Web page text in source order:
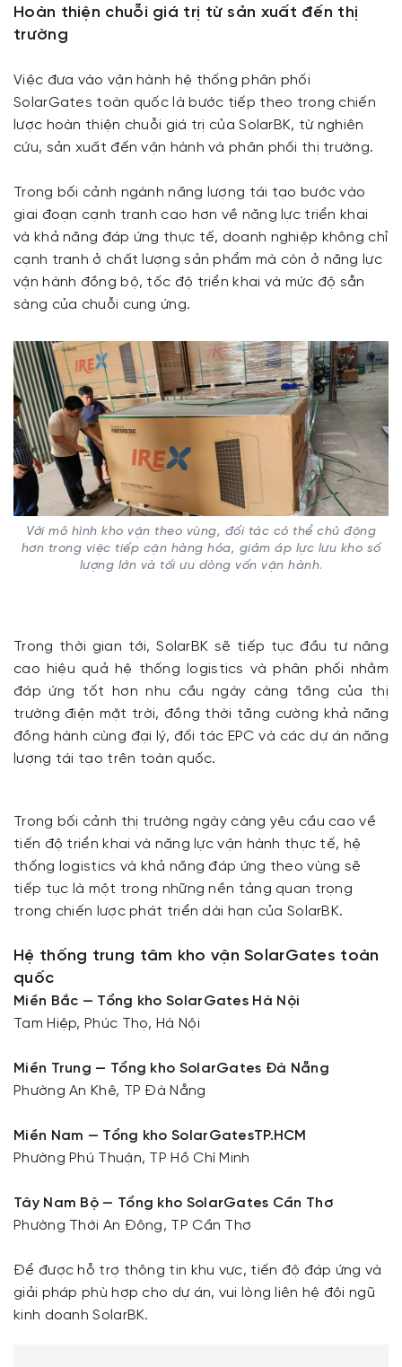
Hoàn thiện chuỗi giá trị từ sản xuất đến thị
trường
Việc đưa vào vận hành hệ thống phân phối
SolarGates toàn quốc là bước tiếp theo trong chiến
lược hoàn thiện chuỗi giá trị của SolarBK, từ nghiên
cứu, sản xuất đến vận hành và phân phối thị trường.
Trong bối cảnh ngành năng lượng tái tạo bước vào
giai đoạn cạnh tranh cao hơn về năng lực triển khai
và khả năng đáp ứng thực tế, doanh nghiệp không chỉ
cạnh tranh ở chất lượng sản phẩm mà còn ở năng lực
vận hành đồng bộ, tốc độ triển khai và mức độ sẵn
sàng của chuỗi cung ứng.
Với mô hình kho vận theo vùng, đối tác có thể chủ động
hơn trong việc tiếp cận hàng hóa, giảm áp lực lưu kho số
lượng lớn và tối ưu dòng vốn vận hành.
Trong thời gian tới, SolarBK sẽ tiếp tục đầu tư nâng
cao hiệu quả hệ thống logistics và phân phối nhằm
đáp ứng tốt hơn nhu cầu ngày càng tăng của thị
trường điện mặt trời, đồng thời tăng cường khả năng
đồng hành cùng đại lý, đối tác EPC và các dự án năng
lượng tái tạo trên toàn quốc.
Trong bối cảnh thị trường ngày càng yêu cầu cao về
tiến độ triển khai và năng lực vận hành thực tế, hệ
thống logistics và khả năng đáp ứng theo vùng sẽ
tiếp tục là một trong những nền tảng quan trọng
trong chiến lược phát triển dài hạn của SolarBK.
Hệ thống trung tâm kho vận SolarGates toàn
quốc
Miền Bắc — Tổng kho SolarGates Hà Nội
Tam Hiệp, Phúc Thọ, Hà Nội
Miền Trung — Tổng kho SolarGates Đà Nẵng
Phường An Khê, TP Đà Nẵng
Miền Nam — Tổng kho SolarGatesTP.HCM
Phường Phú Thuận, TP Hồ Chí Minh
Tây Nam Bộ — Tổng kho SolarGates Cần Thơ
Phường Thới An Đông, TP Cần Thơ
Để được hỗ trợ thông tin khu vực, tiến độ đáp ứng và
giải pháp phù hợp cho dự án, vui lòng liên hệ đội ngũ
kinh doanh SolarBK.